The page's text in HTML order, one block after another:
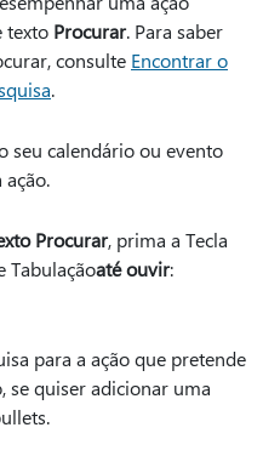
texto Procurar. Para saber
consulte Encontrar o
.
seu calendário ou evento
Procurar, prima a Tecla
Tabulaçãoaté ouvir:
para a ação que pretende
se quiser adicionar uma